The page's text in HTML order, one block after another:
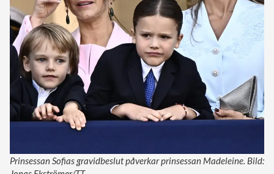
Prinsessan Sofias gravidbeslut påverkar prinsessan Madeleine. Bild: